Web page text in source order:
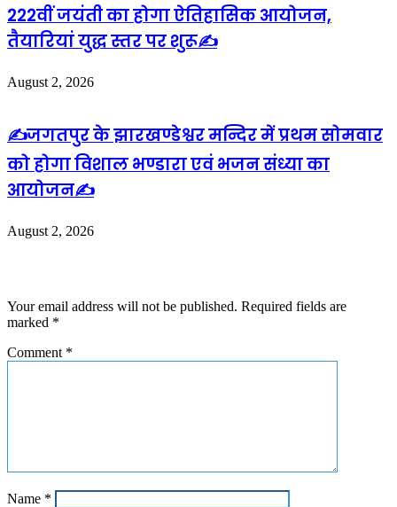
222वीं जयंती का होगा ऐतिहासिक आयोजन,
तैयारियां युद्ध स्तर पर शुरू✍️
August 2, 2026
✍️जगतपुर के झारखण्डेश्वर मन्दिर में प्रथम सोमवार
को होगा विशाल भण्डारा एवं भजन संध्या का
आयोजन✍️
August 2, 2026
Your email address will not be published. Required fields are
marked *
Comment *
Name *